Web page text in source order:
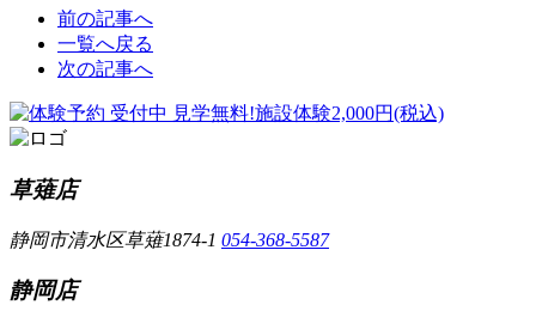
前の記事へ
一覧へ戻る
次の記事へ
草薙店
静岡市清水区草薙1874-1 054-368-5587
静岡店